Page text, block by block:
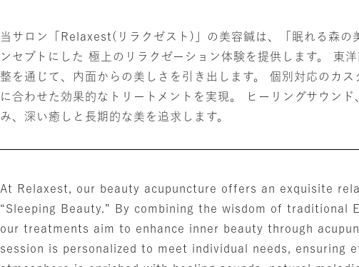
当サロン「Relaxest(リラクゼスト)」の美容鍼は、「眠れる森
ンセプトにした 極上のリラクゼーション体験を提供します。 東
整を通じて、内面からの美しさを引き出します。 個別対応のカ
に合わせた効果的なトリートメントを実現。 ヒーリングサウン
み、深い癒しと長期的な美を追求します。
At Relaxest, our beauty acupuncture offers an exquisite
“Sleeping Beauty.” By combining the wisdom of traditional
our treatments aim to enhance inner beauty through
session is personalized to meet individual needs, ensuring